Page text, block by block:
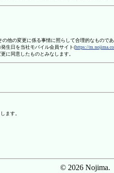
他の変更に係る事情に照らして合理的なものであ
生日を当社モバイル会員サイト(https://
に同意したものとみなします。
ます。
© 2026 Nojima.